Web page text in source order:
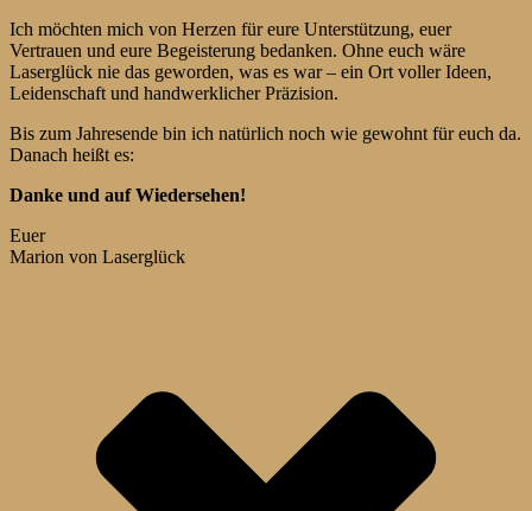
Ich möchten mich von Herzen für eure Unterstützung, euer
Vertrauen und eure Begeisterung bedanken. Ohne euch wäre
Laserglück nie das geworden, was es war – ein Ort voller Ideen,
Leidenschaft und handwerklicher Präzision.
Bis zum Jahresende bin ich natürlich noch wie gewohnt für euch da.
Danach heißt es:
Danke und auf Wiedersehen!
Euer
Marion von Laserglück